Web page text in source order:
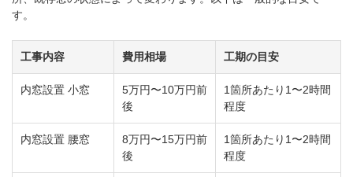
す。
工事内容 費用相場 工期の目安
内窓設置 小窓
5万円〜10万円前
後
1箇所あたり1〜2時間
程度
内窓設置 腰窓
8万円〜15万円前
後
1箇所あたり1〜2時間
程度